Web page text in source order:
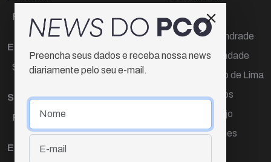
Paulo Cesar de Oliveira
Editora Chefe
Sueli Cotta
Sub-editora
Raquel Ayres
Equipe
Décio Freire
Dr Marcos Andrade
Hamilton Trindade
Igor Carvalho de Lima
Mario Campos
Renata Araújo
Wagner Gomes
Preencha seus dados e receba nossa news
diariamente pelo seu e-mail.